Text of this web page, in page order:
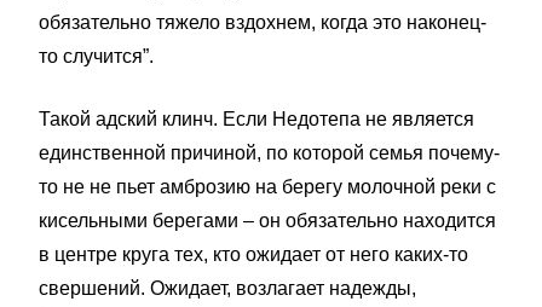
обязательно тяжело вздохнем, когда это наконец-
то случится”.
Такой адский клинч. Если Недотепа не является
единственной причиной, по которой семья почему-
то не не пьет амброзию на берегу молочной реки с
кисельными берегами – он обязательно находится
в центре круга тех, кто ожидает от него каких-то
свершений. Ожидает, возлагает надежды,